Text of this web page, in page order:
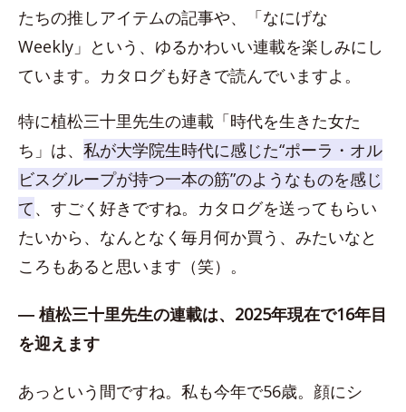
たちの推しアイテムの記事や、「なにげな
Weekly」という、ゆるかわいい連載を楽しみにし
ています。カタログも好きで読んでいますよ。
特に植松三十里先生の連載「時代を生きた女た
ち」は、 私が大学院生時代に感じた“ポーラ・オル
ビスグループが持つ一本の筋”のようなものを感じ
て、すごく好きですね。カタログを送ってもらい
たいから、なんとなく毎月何か買う、みたいなと
ころもあると思います（笑）。
― 植松三十里先生の連載は、2025年現在で16年目
を迎えます
あっという間ですね。私も今年で56歳。顔にシ